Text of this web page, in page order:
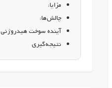
مزایا:
چالش‌ها:
آینده سوخت هیدروژنی
نتیجه‌گیری